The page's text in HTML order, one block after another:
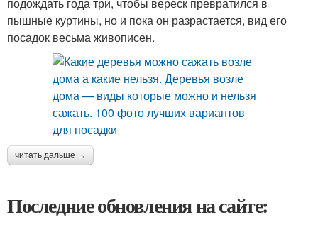
пышные куртины, но и пока он разрастается, вид его
посадок весьма живописен.
читать дальше →
Последние обновления на сайте: